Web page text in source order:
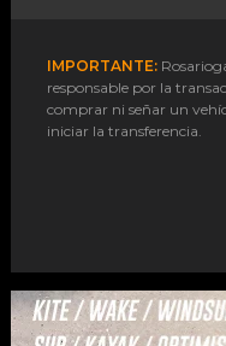
IMPORTANTE:
responsable por la
comprar ni señar un
iniciar la transferencia.